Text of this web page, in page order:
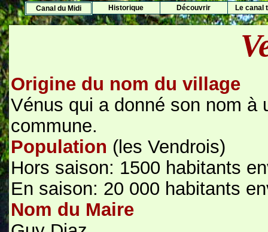
Canal du Midi Historique Découvrir Le canal
Origine du nom du village
Vénus qui a donné son nom à
commune.
Population (les Vendrois)
Hors saison: 1500 habitants
En saison: 20 000 habitants
Nom du Maire